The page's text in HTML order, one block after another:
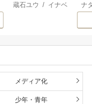
蔵石ユウ / イナベ
ナ
核
メディア化
少年・青年